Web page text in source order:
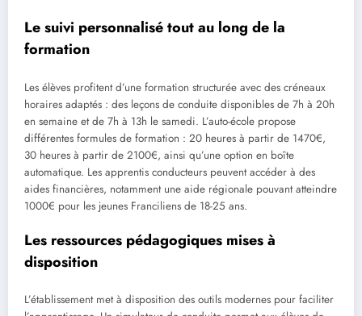
Le suivi personnalisé tout au long de la
formation
Les élèves profitent d’une formation structurée avec des créneaux
horaires adaptés : des leçons de conduite disponibles de 7h à 20h
en semaine et de 7h à 13h le samedi. L’auto-école propose
différentes formules de formation : 20 heures à partir de 1470€,
30 heures à partir de 2100€, ainsi qu’une option en boîte
automatique. Les apprentis conducteurs peuvent accéder à des
aides financières, notamment une aide régionale pouvant atteindre
1000€ pour les jeunes Franciliens de 18-25 ans.
Les ressources pédagogiques mises à
disposition
L’établissement met à disposition des outils modernes pour faciliter